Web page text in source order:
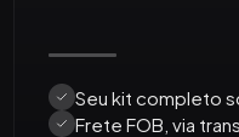
Seu kit completo
Frete FOB, via